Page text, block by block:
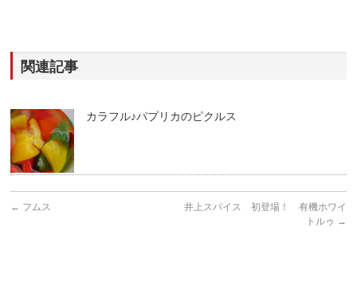
関連記事
カラフル♪パプリカのピクルス
← フムス
井上スパイス 初登場！ 有機ホワイ
トルゥ →